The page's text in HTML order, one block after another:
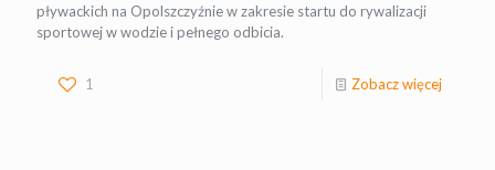
pływackich na Opolszczyźnie w zakresie startu do rywalizacji
sportowej w wodzie i pełnego odbicia.
1 Zobacz więcej